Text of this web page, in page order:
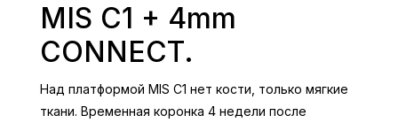
MIS C1 + 4mm
CONNECT.
Над платформой MIS С1 нет кости, только мягкие
ткани. Временная коронка 4 недели после